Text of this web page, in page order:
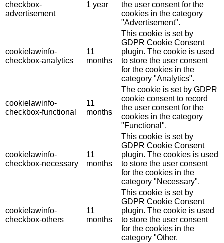
checkbox-
advertisement
1 year
the user consent for the
cookies in the category
"Advertisement".
cookielawinfo-
checkbox-analytics
11
months
This cookie is set by
GDPR Cookie Consent
plugin. The cookie is used
to store the user consent
for the cookies in the
category "Analytics".
cookielawinfo-
checkbox-functional
11
months
The cookie is set by GDPR
cookie consent to record
the user consent for the
cookies in the category
"Functional".
cookielawinfo-
checkbox-necessary
11
months
This cookie is set by
GDPR Cookie Consent
plugin. The cookies is used
to store the user consent
for the cookies in the
category "Necessary".
cookielawinfo-
checkbox-others
11
months
This cookie is set by
GDPR Cookie Consent
plugin. The cookie is used
to store the user consent
for the cookies in the
category "Other.